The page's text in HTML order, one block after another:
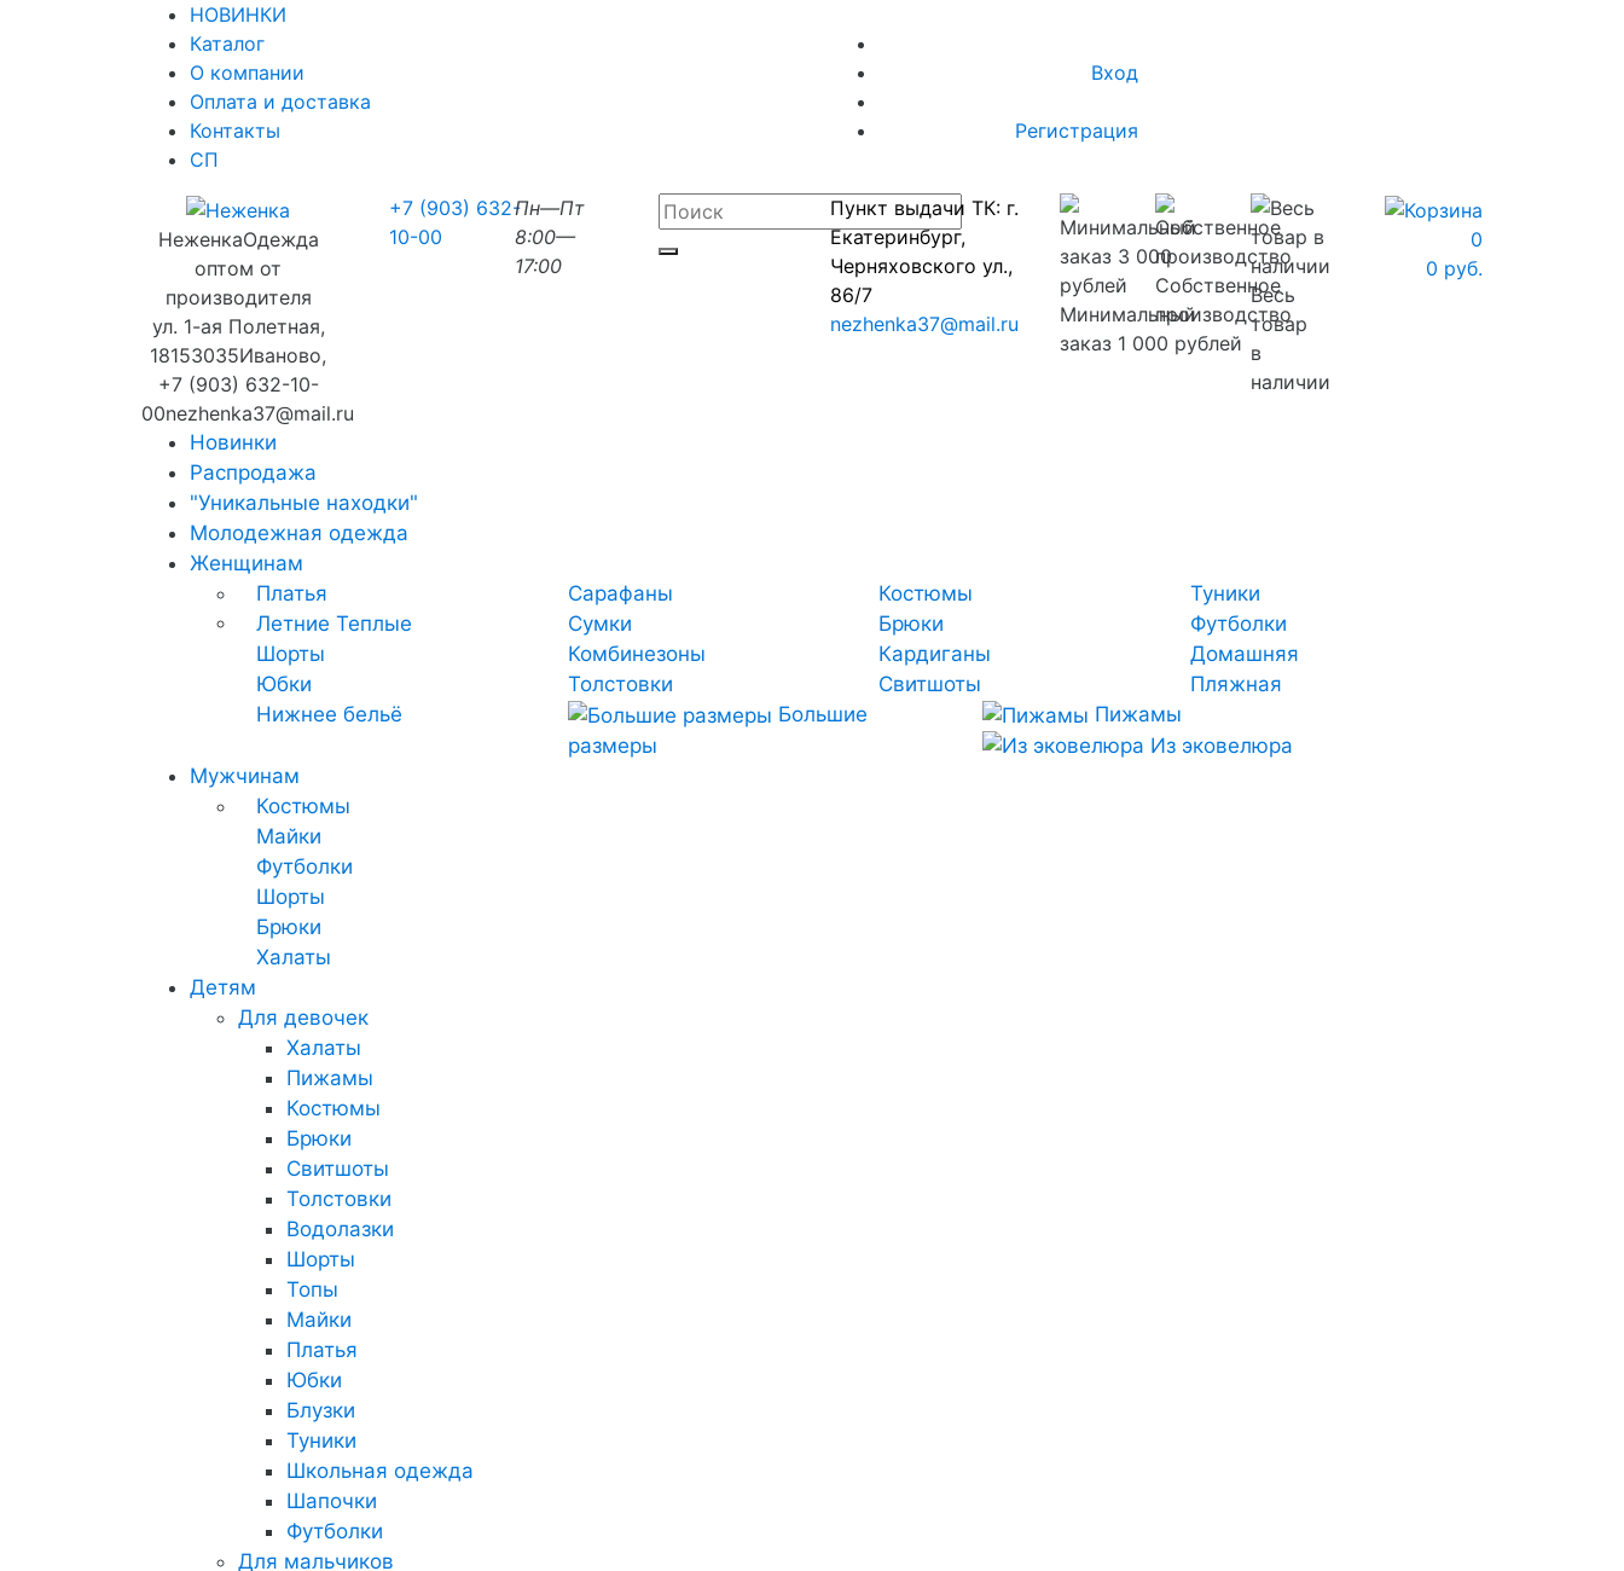
НОВИНКИ
Каталог
О компании
Оплата и доставка
Контакты
СП
Вход
Регистрация
НеженкаОдежда
оптом от
производителя
ул. 1-ая Полетная,
18153035Иваново,
+7 (903) 632-10-
00nezhenka37@mail.ru
+7 (903) 632-
10-00
Пн—Пт
8:00—
17:00
Пункт выдачи ТК: г.
Екатеринбург,
Черняховского ул.,
86/7
nezhenka37@mail.ru
Минимальный
заказ 1 000 рублей
Собственное
производство
Весь
товар
в
наличии
0
0 руб.
Новинки
Распродажа
"Уникальные находки"
Молодежная одежда
Женщинам
Платья
Летние Теплые
Сарафаны Костюмы
Туники
Сумки
Брюки
Футболки
Шорты
Комбинезоны Кардиганы
Домашняя
Юбки
Толстовки Свитшоты
Пляжная
Нижнее бельё
Большие
размеры
Пижамы
Из эковелюра
Мужчинам
Костюмы
Майки
Футболки
Шорты
Брюки
Халаты
Детям
Для девочек
Халаты
Пижамы
Костюмы
Брюки
Свитшоты
Толстовки
Водолазки
Шорты
Топы
Майки
Платья
Юбки
Блузки
Туники
Школьная одежда
Шапочки
Футболки
Для мальчиков